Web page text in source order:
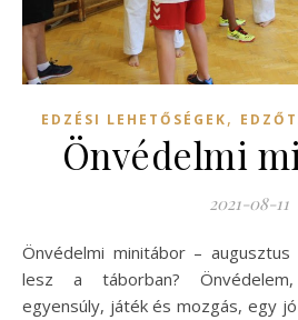
EDZÉSI LEHETŐSÉGEK,
Önvédelmi
2021-08-11
Önvédelmi minitábor – augusztus 25-27. 09.00-16.00 Mi
lesz a táborban?
egyensúly, játék és mozgás, egy